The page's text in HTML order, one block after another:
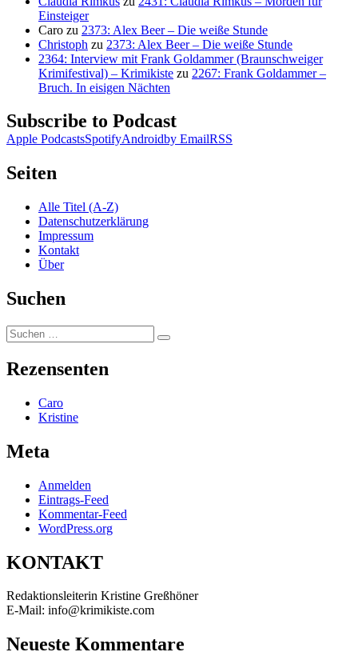
Einsteiger
Caro zu 2373: Alex Beer – Die weiße Stunde
Christoph zu 2373: Alex Beer – Die weiße Stunde
2364: Interview mit Frank Goldammer (Braunschweiger
Krimifestival) – Krimikiste zu 2267: Frank Goldammer –
Bruch. In eisigen Nächten
Subscribe to Podcast
Apple PodcastsSpotifyAndroidby EmailRSS
Seiten
Alle Titel (A-Z)
Datenschutzerklärung
Impressum
Kontakt
Über
Suchen
Suchen
nach:
Suchen
Rezensenten
Caro
Kristine
Meta
Anmelden
Eintrags-Feed
Kommentar-Feed
WordPress.org
KONTAKT
Redaktionsleiterin Kristine Greßhöner
E-Mail: info@krimikiste.com
Neueste Kommentare